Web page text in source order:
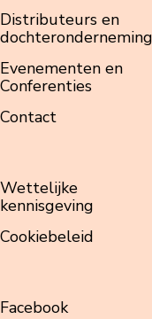
Distributeurs en
Evenementen en
Conferenties
Contact
Wettelijke
kennisgeving
Cookiebeleid
Facebook